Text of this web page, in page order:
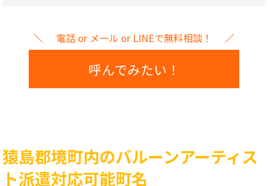
電話 or メール or LINEで無料相談！
呼んでみたい！
猿島郡境町内のバルーンアーティス
ト派遣対応可能町名